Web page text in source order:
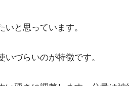
と思っています。
づらいのが特徴です。